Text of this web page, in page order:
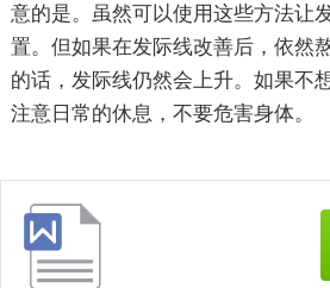
意的是。虽然可以使用这些方法让
置。但如果在发际线改善后，依然
的话，发际线仍然会上升。如果不
注意日常的休息，不要危害身体。